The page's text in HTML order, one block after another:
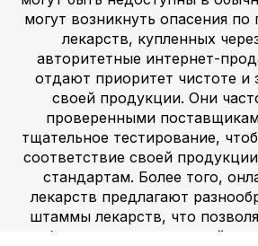
могут возникнуть опасения по
лекарств, купленных
авторитетные интернет-
отдают приоритет чистоте и
своей продукции. Они
проверенными
тщательное тестирование,
соответствие своей
стандартам. Более того,
лекарств предлагают
штаммы лекарств, что
выбрать продукт, который